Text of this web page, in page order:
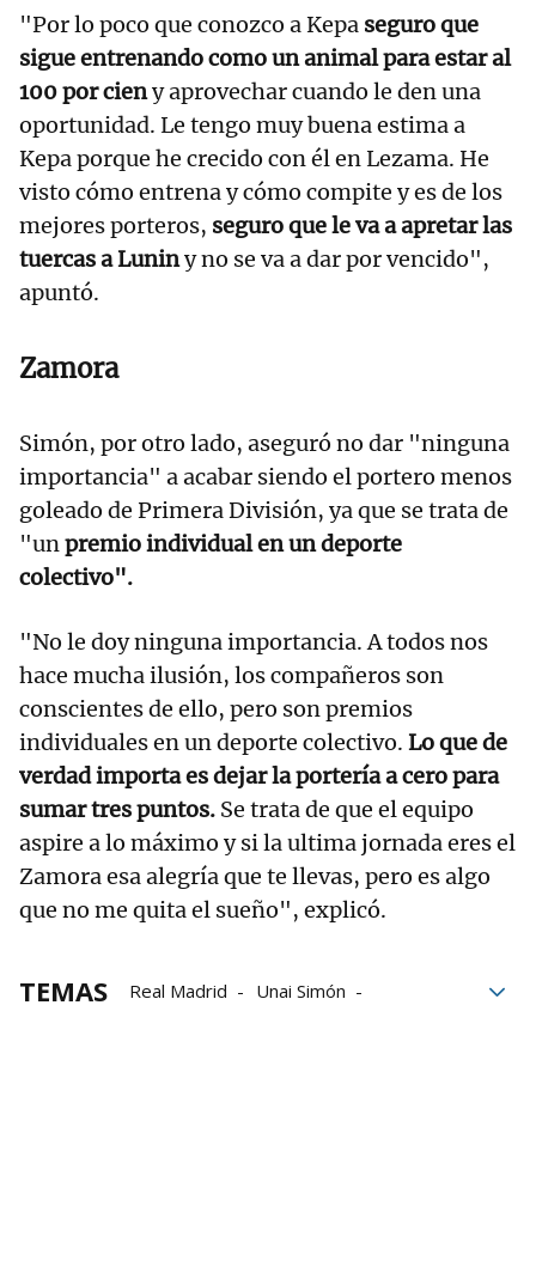
"Por lo poco que conozco a Kepa seguro que
sigue entrenando como un animal para estar al
100 por cieny aprovechar cuando le den una
oportunidad. Le tengo muy buena estima a
Kepa porque he crecido con él en Lezama. He
visto cómo entrena y cómo compite y es de los
mejores porteros, seguro que le va a apretar las
tuercas a Luniny no se va a dar por vencido",
apuntó.
Zamora
Simón, por otro lado, aseguró no dar "ninguna
importancia" a acabar siendo el portero menos
goleado de Primera División, ya que se trata de
"unpremio individual en un deporte
colectivo".
"No le doy ninguna importancia. A todos nos
hace mucha ilusión, los compañeros son
conscientes de ello, pero son premios
individuales en un deporte colectivo. Lo que de
verdad importa es dejar la portería a cero para
sumar tres puntos. Se trata de que el equipo
aspire a lo máximo y si la ultima jornada eres el
Zamora esa alegría que te llevas, pero es algo
que no me quita el sueño", explicó.
TEMAS Real Madrid
Unai Simón